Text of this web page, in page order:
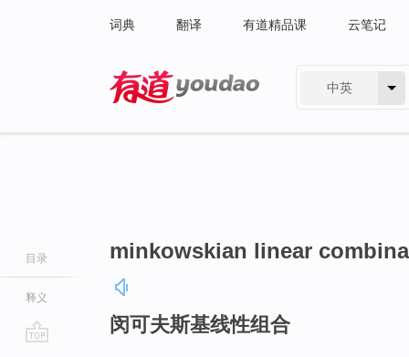
词典 翻译 有道精品课 云笔记
中英
目录
释义
minkowskian linear
闵可夫斯基线性组合